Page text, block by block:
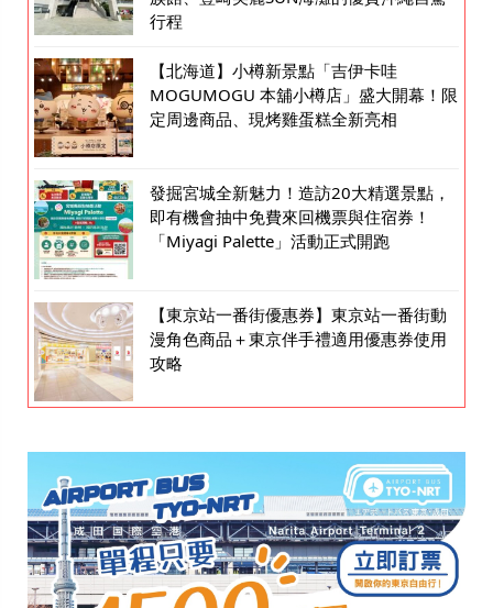
行程
【北海道】小樽新景點「吉伊卡哇
MOGUMOGU 本舖小樽店」盛大開幕！限
定周邊商品、現烤雞蛋糕全新亮相
發掘宮城全新魅力！造訪20大精選景點，
即有機會抽中免費來回機票與住宿券！
「Miyagi Palette」活動正式開跑
【東京站一番街優惠券】東京站一番街動
漫角色商品＋東京伴手禮適用優惠券使用
攻略